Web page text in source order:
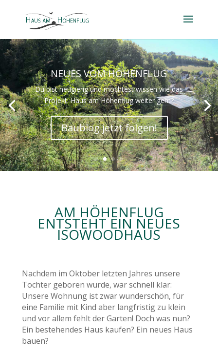
NEUES VOM HÖHENFLUG
Du bist neugierig und möchtest wissen wie das
Projekt: Haus am Höhenflug weiter geht?
Baublog jetzt folgen!
AM HÖHENFLUG
ENTSTEHT EIN NEUES
ISOWOODHAUS
Nachdem im Oktober letzten Jahres unsere
Tochter geboren wurde, war schnell klar:
Unsere Wohnung ist zwar wunderschön, für
eine Familie mit Kind aber langfristig zu klein
und vor allem fehlt der Garten! Doch was nun?
Ein bestehendes Haus kaufen? Ein neues Haus
bauen?